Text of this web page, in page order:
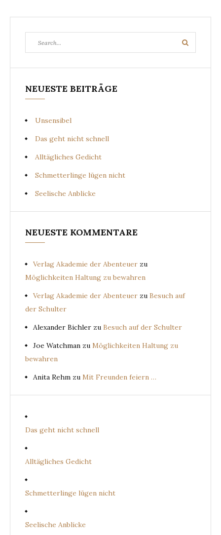
for:
Search
NEUESTE BEITRÄGE
Unsensibel
Das geht nicht schnell
Alltägliches Gedicht
Schmetterlinge lügen nicht
Seelische Anblicke
NEUESTE KOMMENTARE
Verlag Akademie der Abenteuer zu
Möglichkeiten Haltung zu bewahren
Verlag Akademie der Abenteuer zu Besuch auf
der Schulter
Alexander Bichler zu Besuch auf der Schulter
Joe Watchman zu Möglichkeiten Haltung zu
bewahren
Anita Rehm zu Mit Freunden feiern …
Das geht nicht schnell
Alltägliches Gedicht
Schmetterlinge lügen nicht
Seelische Anblicke